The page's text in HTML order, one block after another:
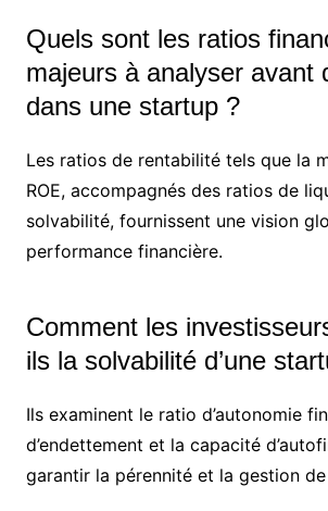
Quels sont les ratios
majeurs à analyser avant
dans une startup ?
Les ratios de rentabilité tels que la
ROE, accompagnés des ratios de
solvabilité, fournissent une vision
performance financière.
Comment les
ils la solvabilité d’une
Ils examinent le ratio d’autonomie
d’endettement et la capacité
garantir la pérennité et la gestion